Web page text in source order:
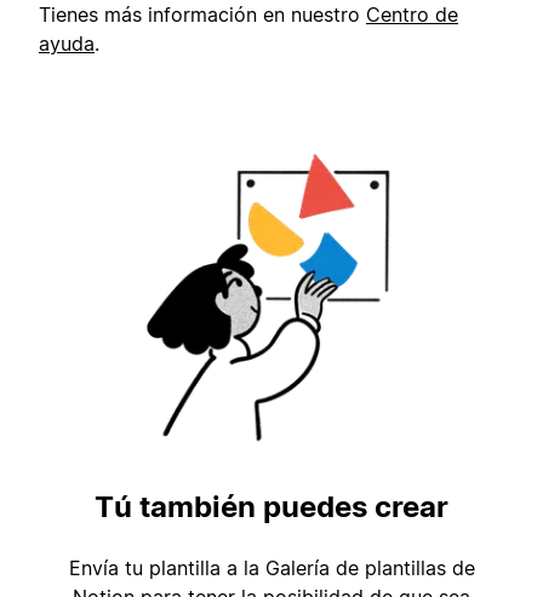
Tienes más información en nuestro Centro de
ayuda.
Tú también puedes crear
Envía tu plantilla a la Galería de plantillas de